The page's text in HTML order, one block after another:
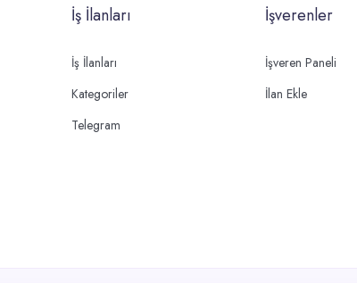
İş İlanları
İş İlanları
Kategoriler
Telegram
İşverenler
İşveren Paneli
İlan Ekle